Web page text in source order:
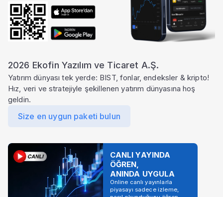
2026 Ekofin Yazılım ve Ticaret A.Ş.
Yatırım dünyası tek yerde: BIST, fonlar, endeksler & kripto!
Hız, veri ve stratejiyle şekillenen yatırım dünyasına hoş
geldin.
Size en uygun paketi bulun
CANLI YAYINDA
ÖĞREN,
ANINDA UYGULA
Online canlı yayınlarla
piyasayı sadece izleme,